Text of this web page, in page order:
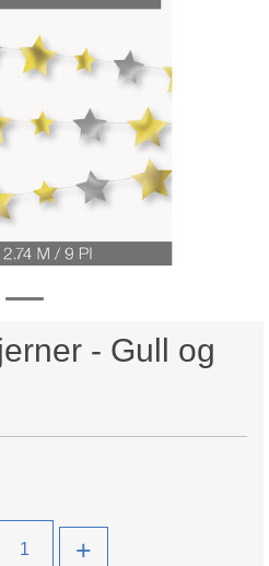
- Gull og
+